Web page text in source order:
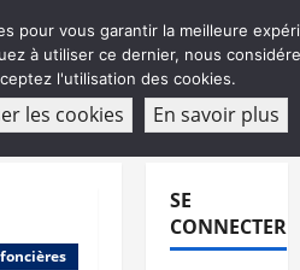
ABONNEMENT
SE
CONNECTER
pour vous garantir la meilleure
à utiliser ce dernier, nous
l'utilisation des cookies.
les cookies En savoir plus